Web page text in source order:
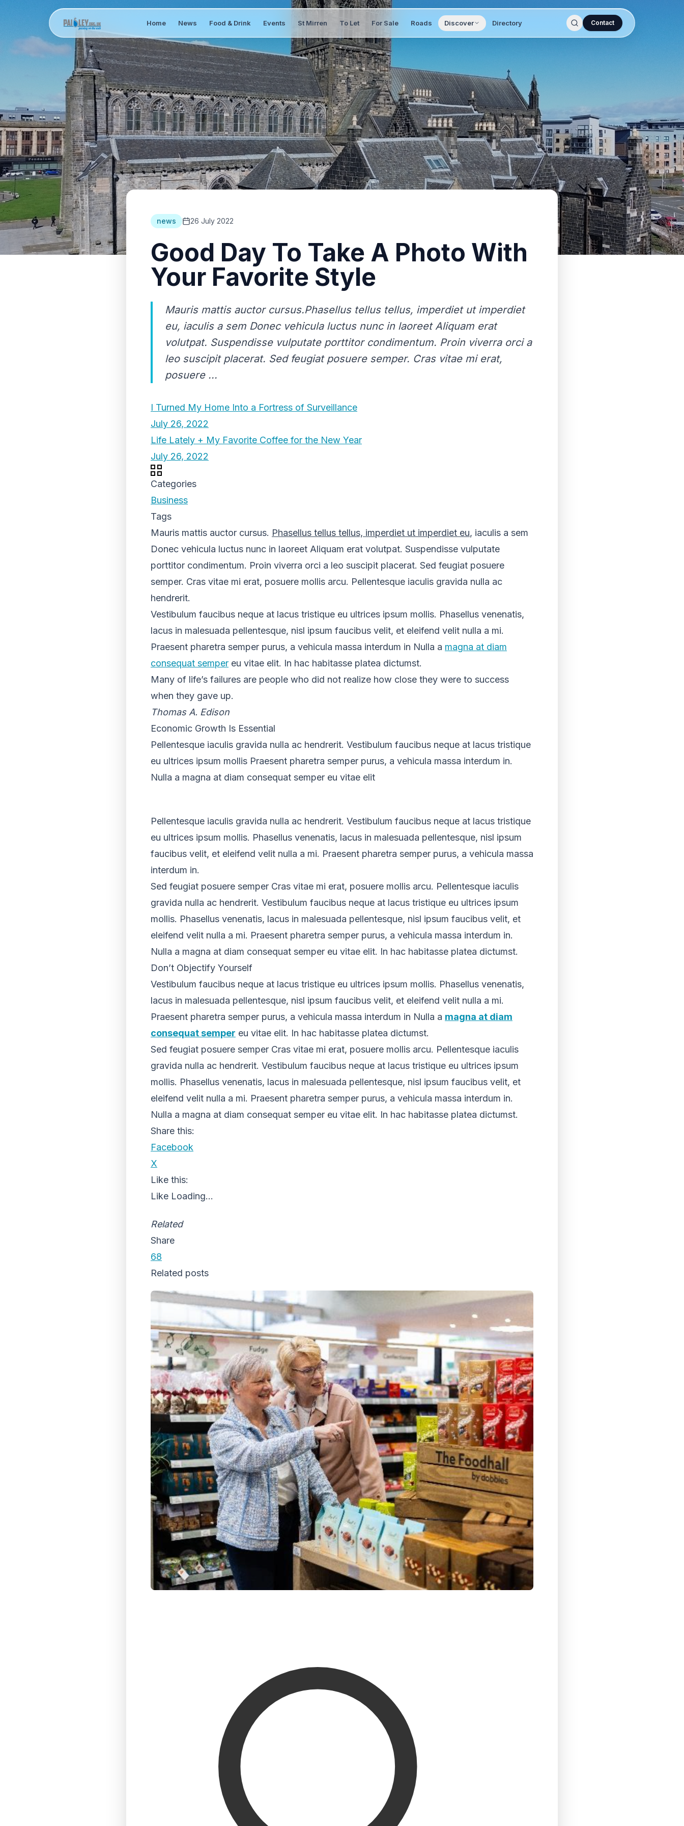
Home News Food & Drink Events St Mirren To Let For Sale Roads Discover Directory Contact
news 26 July 2022
Good Day To Take A Photo With
Your Favorite Style
Mauris mattis auctor cursus.Phasellus tellus tellus, imperdiet ut imperdiet
eu, iaculis a sem Donec vehicula luctus nunc in laoreet Aliquam erat
volutpat. Suspendisse vulputate porttitor condimentum. Proin viverra orci a
leo suscipit placerat. Sed feugiat posuere semper. Cras vitae mi erat,
posuere ...
I Turned My Home Into a Fortress of Surveillance
July 26, 2022
Life Lately + My Favorite Coffee for the New Year
July 26, 2022
Categories
Business
Tags
Mauris mattis auctor cursus. Phasellus tellus tellus, imperdiet ut imperdiet eu, iaculis a sem
Donec vehicula luctus nunc in laoreet Aliquam erat volutpat. Suspendisse vulputate
porttitor condimentum. Proin viverra orci a leo suscipit placerat. Sed feugiat posuere
semper. Cras vitae mi erat, posuere mollis arcu. Pellentesque iaculis gravida nulla ac
hendrerit.
Vestibulum faucibus neque at lacus tristique eu ultrices ipsum mollis. Phasellus venenatis,
lacus in malesuada pellentesque, nisl ipsum faucibus velit, et eleifend velit nulla a mi.
Praesent pharetra semper purus, a vehicula massa interdum in Nulla a magna at diam
consequat semper eu vitae elit. In hac habitasse platea dictumst.
Many of life’s failures are people who did not realize how close they were to success
when they gave up.
Thomas A. Edison
Economic Growth Is Essential
Pellentesque iaculis gravida nulla ac hendrerit. Vestibulum faucibus neque at lacus tristique
eu ultrices ipsum mollis Praesent pharetra semper purus, a vehicula massa interdum in.
Nulla a magna at diam consequat semper eu vitae elit
Pellentesque iaculis gravida nulla ac hendrerit. Vestibulum faucibus neque at lacus tristique
eu ultrices ipsum mollis. Phasellus venenatis, lacus in malesuada pellentesque, nisl ipsum
faucibus velit, et eleifend velit nulla a mi. Praesent pharetra semper purus, a vehicula massa
interdum in.
Sed feugiat posuere semper Cras vitae mi erat, posuere mollis arcu. Pellentesque iaculis
gravida nulla ac hendrerit. Vestibulum faucibus neque at lacus tristique eu ultrices ipsum
mollis. Phasellus venenatis, lacus in malesuada pellentesque, nisl ipsum faucibus velit, et
eleifend velit nulla a mi. Praesent pharetra semper purus, a vehicula massa interdum in.
Nulla a magna at diam consequat semper eu vitae elit. In hac habitasse platea dictumst.
Don’t Objectify Yourself
Vestibulum faucibus neque at lacus tristique eu ultrices ipsum mollis. Phasellus venenatis,
lacus in malesuada pellentesque, nisl ipsum faucibus velit, et eleifend velit nulla a mi.
Praesent pharetra semper purus, a vehicula massa interdum in Nulla a magna at diam
consequat semper eu vitae elit. In hac habitasse platea dictumst.
Sed feugiat posuere semper Cras vitae mi erat, posuere mollis arcu. Pellentesque iaculis
gravida nulla ac hendrerit. Vestibulum faucibus neque at lacus tristique eu ultrices ipsum
mollis. Phasellus venenatis, lacus in malesuada pellentesque, nisl ipsum faucibus velit, et
eleifend velit nulla a mi. Praesent pharetra semper purus, a vehicula massa interdum in.
Nulla a magna at diam consequat semper eu vitae elit. In hac habitasse platea dictumst.
Share this:
Facebook
X
Like this:
Like Loading...
Related
Share
68
Related posts